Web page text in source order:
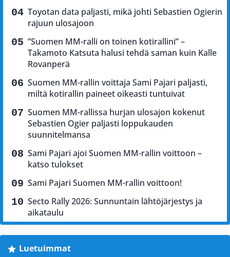
Toyotan data paljasti, mikä johti Sebastien Ogierin
rajuun ulosajoon
”Suomen MM-ralli on toinen kotirallini” –
Takamoto Katsuta halusi tehdä saman kuin Kalle
Rovanperä
Suomen MM-rallin voittaja Sami Pajari paljasti,
miltä kotirallin paineet oikeasti tuntuivat
Suomen MM-rallissa hurjan ulosajon kokenut
Sebastien Ogier paljasti loppukauden
suunnitelmansa
Sami Pajari ajoi Suomen MM-rallin voittoon –
katso tulokset
Sami Pajari Suomen MM-rallin voittoon!
Secto Rally 2026: Sunnuntain lähtöjärjestys ja
aikataulu
Luetuimmat